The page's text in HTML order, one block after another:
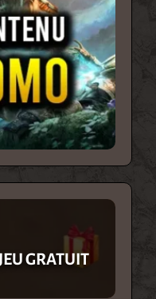
GRATUIT